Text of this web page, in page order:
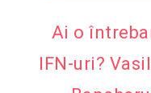
Ai o
IFN-uri?